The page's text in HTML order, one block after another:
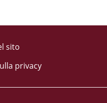
sito
privacy